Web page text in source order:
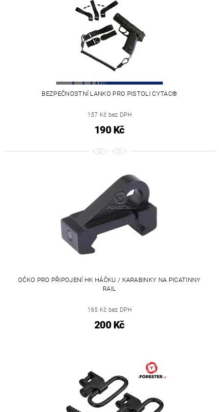
BEZPEČNOSTNÍ LANKO PRO PISTOLI CYTAC®
157 Kč bez DPH
190 Kč
OČKO PRO PŘIPOJENÍ HK HÁČKU / KARABINKY NA PICATINNY
RAIL
165 Kč bez DPH
200 Kč